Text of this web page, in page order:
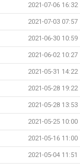
2021-07-06 16:32
2021-07-03 07:57
2021-06-30 10:59
2021-06-02 10:27
2021-05-31 14:22
2021-05-28 19:22
2021-05-28 13:53
2021-05-25 10:00
2021-05-16 11:00
2021-05-04 11:51